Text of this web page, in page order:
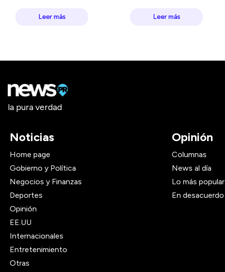
Leer más Leer más
la pura verdad
Noticias
Home page
Gobierno y Política
Negocios y Finanzas
Deportes
Opinión
EE.UU
Internacionales
Entretenimiento
Otras
Opinión
Columnas
News al día
Lo más popular
En desacuerdo